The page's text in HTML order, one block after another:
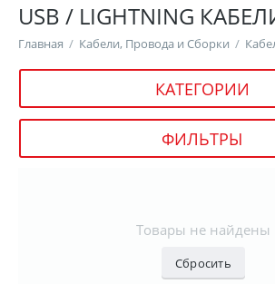
USB / LIGHTNING
Главная / Кабели, Провода и Сборки /
КАТЕГОРИИ
ФИЛЬТРЫ
Товары не найдены
Сбросить